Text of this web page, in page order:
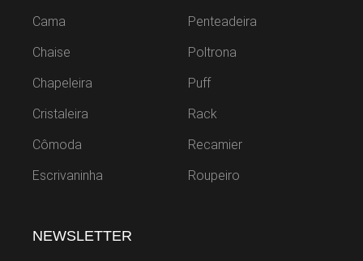
Cama
Chaise
Chapeleira
Cristaleira
Cômoda
Escrivaninha
Penteadeira
Poltrona
Puff
Rack
Recamier
Roupeiro
NEWSLETTER